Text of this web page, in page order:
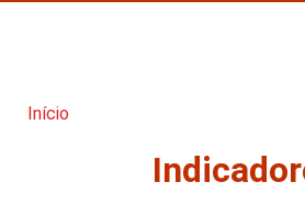
Início